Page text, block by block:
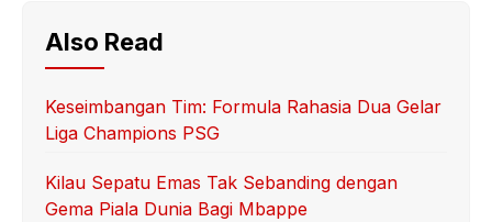
Also Read
Keseimbangan Tim: Formula Rahasia Dua Gelar
Liga Champions PSG
Kilau Sepatu Emas Tak Sebanding dengan
Gema Piala Dunia Bagi Mbappe